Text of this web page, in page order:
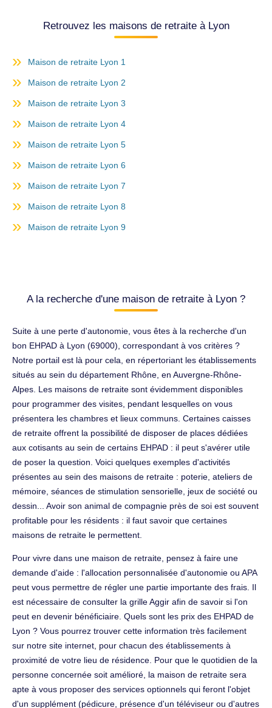
Retrouvez les maisons de retraite à Lyon
Maison de retraite Lyon 1
Maison de retraite Lyon 2
Maison de retraite Lyon 3
Maison de retraite Lyon 4
Maison de retraite Lyon 5
Maison de retraite Lyon 6
Maison de retraite Lyon 7
Maison de retraite Lyon 8
Maison de retraite Lyon 9
A la recherche d'une maison de retraite à Lyon ?
Suite à une perte d'autonomie, vous êtes à la recherche d'un
bon EHPAD à Lyon (69000), correspondant à vos critères ?
Notre portail est là pour cela, en répertoriant les établissements
situés au sein du département Rhône, en Auvergne-Rhône-
Alpes. Les maisons de retraite sont évidemment disponibles
pour programmer des visites, pendant lesquelles on vous
présentera les chambres et lieux communs. Certaines caisses
de retraite offrent la possibilité de disposer de places dédiées
aux cotisants au sein de certains EHPAD : il peut s'avérer utile
de poser la question. Voici quelques exemples d'activités
présentes au sein des maisons de retraite : poterie, ateliers de
mémoire, séances de stimulation sensorielle, jeux de société ou
dessin... Avoir son animal de compagnie près de soi est souvent
profitable pour les résidents : il faut savoir que certaines
maisons de retraite le permettent.
Pour vivre dans une maison de retraite, pensez à faire une
demande d'aide : l'allocation personnalisée d'autonomie ou APA
peut vous permettre de régler une partie importante des frais. Il
est nécessaire de consulter la grille Aggir afin de savoir si l'on
peut en devenir bénéficiaire. Quels sont les prix des EHPAD de
Lyon ? Vous pourrez trouver cette information très facilement
sur notre site internet, pour chacun des établissements à
proximité de votre lieu de résidence. Pour que le quotidien de la
personne concernée soit amélioré, la maison de retraite sera
apte à vous proposer des services optionnels qui feront l'objet
d'un supplément (pédicure, présence d'un téléviseur ou d'autres